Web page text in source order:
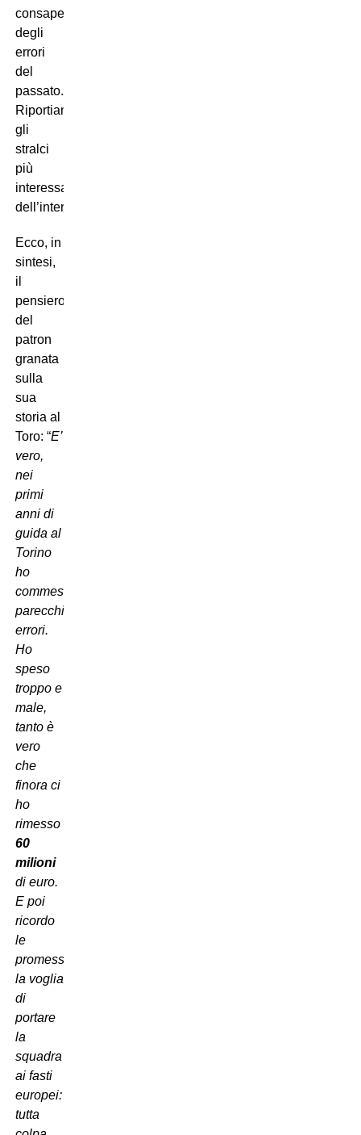
consapevole
degli
errori
del
passato.
Riportiamo
gli
stralci
più
interessanti
dell’intervista.
Ecco, in
sintesi,
il
pensiero
del
patron
granata
sulla
sua
storia al
Toro: “E’
vero,
nei
primi
anni di
guida al
Torino
ho
commesso
parecchi
errori.
Ho
speso
troppo e
male,
tanto è
vero
che
finora ci
ho
rimesso
60
milioni
di euro.
E poi
ricordo
le
promesse,
la voglia
di
portare
la
squadra
ai fasti
europei:
tutta